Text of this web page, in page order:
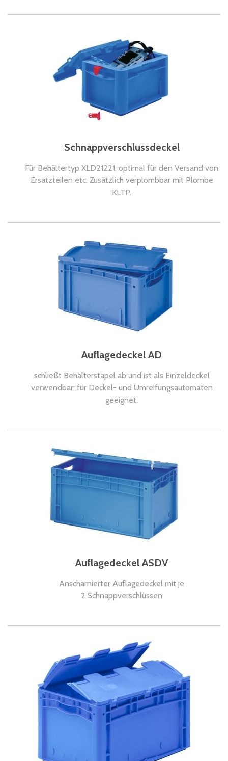
Schnappverschlussdeckel
Für Behältertyp XLD21221, optimal für den Versand von
Ersatzteilen etc. Zusätzlich verplombbar mit Plombe
KLTP.
Auflagedeckel AD
schließt Behälterstapel ab und ist als Einzeldeckel
verwendbar; für Deckel- und Umreifungsautomaten
geeignet.
Auflagedeckel ASDV
Anscharnierter Auflagedeckel mit je
2 Schnappverschlüssen